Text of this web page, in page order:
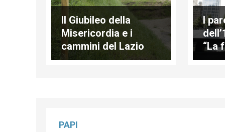
Il Giubileo della
Misericordia e i
cammini del Lazio
I
“La
PAPI